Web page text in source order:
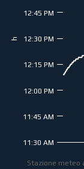
h
11:30 AM
11:45 AM
12:00 PM
12:15 PM
12:30 PM
12:45 PM
Stazione meteo